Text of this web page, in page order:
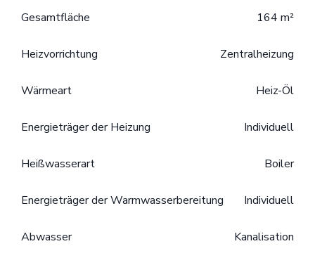
Gesamtfläche 164 m²
Heizvorrichtung Zentralheizung
Wärmeart Heiz-Öl
Energieträger der Heizung Individuell
Heißwasserart Boiler
Energieträger der Warmwasserbereitung Individuell
Abwasser Kanalisation